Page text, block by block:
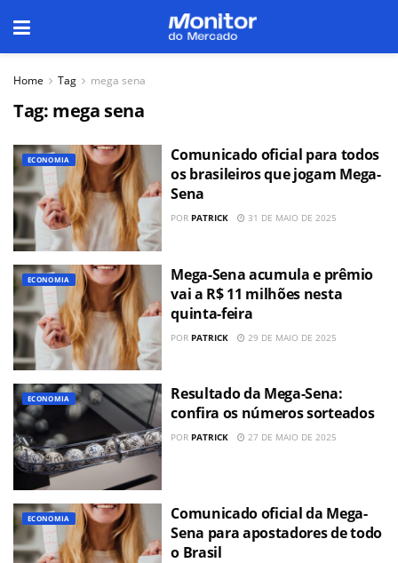
Home Tag mega sena
Tag: mega sena
ECONOMIA
Comunicado oficial para todos
os brasileiros que jogam Mega-
Sena
POR PATRICK 31 DE MAIO DE 2025
ECONOMIA
Mega-Sena acumula e prêmio
vai a R$ 11 milhões nesta
quinta-feira
POR PATRICK 29 DE MAIO DE 2025
ECONOMIA
Resultado da Mega-Sena:
confira os números sorteados
POR PATRICK 27 DE MAIO DE 2025
ECONOMIA
Comunicado oficial da Mega-
Sena para apostadores de todo
o Brasil